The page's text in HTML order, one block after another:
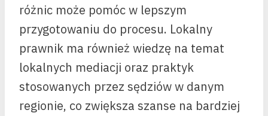
różnic może pomóc w lepszym
przygotowaniu do procesu. Lokalny
prawnik ma również wiedzę na temat
lokalnych mediacji oraz praktyk
stosowanych przez sędziów w danym
regionie, co zwiększa szanse na bardziej